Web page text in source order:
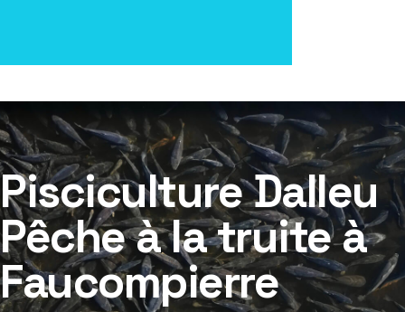
Pisciculture Dalleu
Pêche à la truite à
Faucompierre